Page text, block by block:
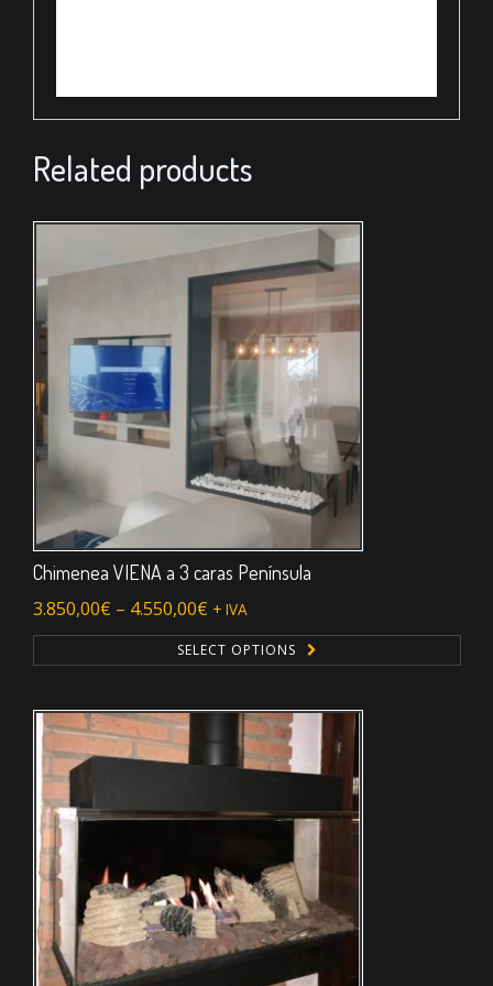
Related products
Chimenea VIENA a 3 caras Península
3.850,00€ – 4.550,00€ + IVA
SELECT OPTIONS